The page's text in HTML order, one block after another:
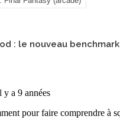
: le nouveau benchmark